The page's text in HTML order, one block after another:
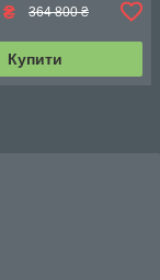
₴ 364 800 ₴
Купити